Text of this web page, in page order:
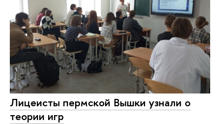
Лицеисты пермской Вышки узнали о
теории игр